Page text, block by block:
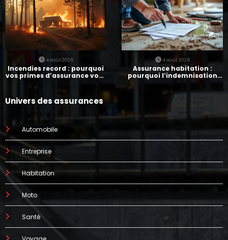
4 août 2026
Incendies record : pourquoi
vos primes d’assurance vont
4 août 2026
Assurance habitation :
pourquoi l’indemnisation
prend parfois 7 mois
Univers des assurances
Automobile
Entreprise
Habitation
Moto
Santé